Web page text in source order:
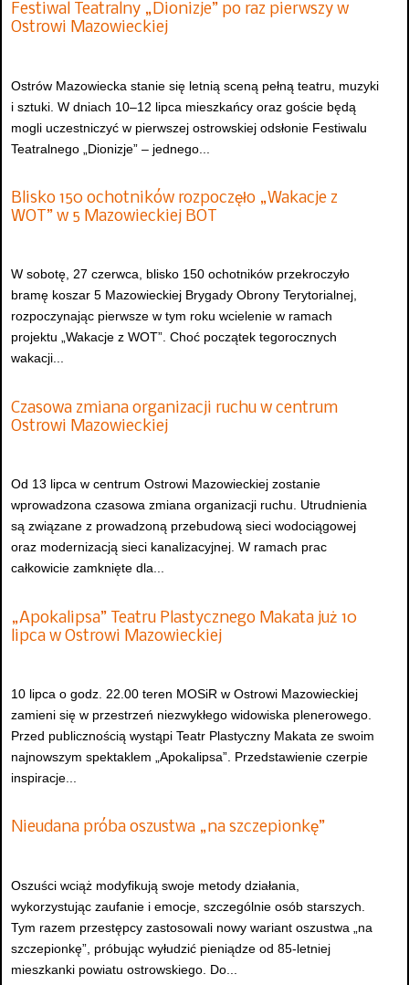
Festiwal Teatralny „Dionizje” po raz pierwszy w
Ostrowi Mazowieckiej
Ostrów Mazowiecka stanie się letnią sceną pełną teatru, muzyki
i sztuki. W dniach 10–12 lipca mieszkańcy oraz goście będą
mogli uczestniczyć w pierwszej ostrowskiej odsłonie Festiwalu
Teatralnego „Dionizje” – jednego...
Blisko 150 ochotników rozpoczęło „Wakacje z
WOT” w 5 Mazowieckiej BOT
W sobotę, 27 czerwca, blisko 150 ochotników przekroczyło
bramę koszar 5 Mazowieckiej Brygady Obrony Terytorialnej,
rozpoczynając pierwsze w tym roku wcielenie w ramach
projektu „Wakacje z WOT”. Choć początek tegorocznych
wakacji...
Czasowa zmiana organizacji ruchu w centrum
Ostrowi Mazowieckiej
Od 13 lipca w centrum Ostrowi Mazowieckiej zostanie
wprowadzona czasowa zmiana organizacji ruchu. Utrudnienia
są związane z prowadzoną przebudową sieci wodociągowej
oraz modernizacją sieci kanalizacyjnej. W ramach prac
całkowicie zamknięte dla...
„Apokalipsa” Teatru Plastycznego Makata już 10
lipca w Ostrowi Mazowieckiej
10 lipca o godz. 22.00 teren MOSiR w Ostrowi Mazowieckiej
zamieni się w przestrzeń niezwykłego widowiska plenerowego.
Przed publicznością wystąpi Teatr Plastyczny Makata ze swoim
najnowszym spektaklem „Apokalipsa”. Przedstawienie czerpie
inspiracje...
Nieudana próba oszustwa „na szczepionkę”
Oszuści wciąż modyfikują swoje metody działania,
wykorzystując zaufanie i emocje, szczególnie osób starszych.
Tym razem przestępcy zastosowali nowy wariant oszustwa „na
szczepionkę”, próbując wyłudzić pieniądze od 85-letniej
mieszkanki powiatu ostrowskiego. Do...